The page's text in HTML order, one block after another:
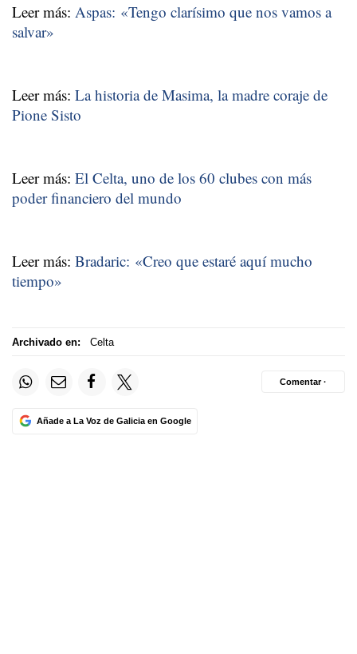
Leer más: Aspas: «Tengo clarísimo que nos vamos a
salvar»
Leer más: La historia de Masima, la madre coraje de
Pione Sisto
Leer más: El Celta, uno de los 60 clubes con más
poder financiero del mundo
Leer más: Bradaric: «Creo que estaré aquí mucho
tiempo»
Archivado en: Celta
Añade a La Voz de Galicia en Google
Comentar ·